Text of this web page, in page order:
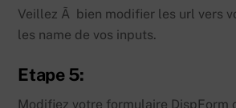
Veillez Ã bien modifier les url vers
les name de vos inputs.
Etape 5:
Modifiez votre formulaire DispForm